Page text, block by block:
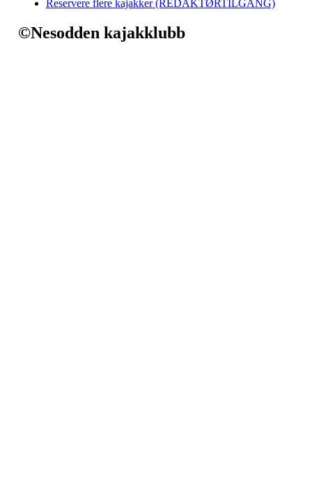
Reservere flere kajakker (REDAKTØRTILGANG)
©Nesodden kajakklubb